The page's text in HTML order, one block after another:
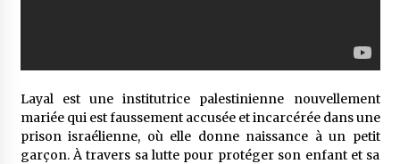
Layal est une institutrice palestinienne nouvellement
mariée qui est faussement accusée et incarcérée dans une
prison israélienne, où elle donne naissance à un petit
garçon. À travers sa lutte pour protéger son enfant et sa